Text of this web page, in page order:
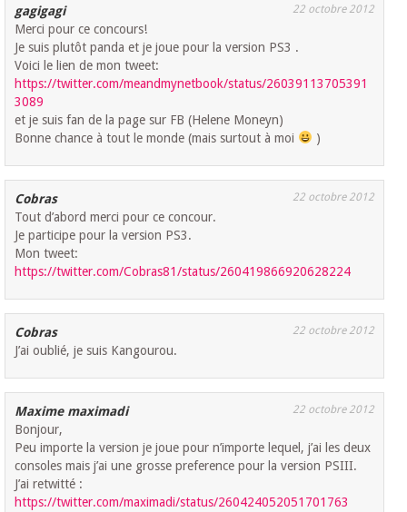
gagigagi 22 octobre 2012
Merci pour ce concours!
Je suis plutôt panda et je joue pour la version PS3 .
Voici le lien de mon tweet:
https://twitter.com/meandmynetbook/status/26039113705391
3089
et je suis fan de la page sur FB (Helene Moneyn)
Bonne chance à tout le monde (mais surtout à moi
)
Cobras 22 octobre 2012
Tout d’abord merci pour ce concour.
Je participe pour la version PS3.
Mon tweet:
https://twitter.com/Cobras81/status/260419866920628224
Cobras 22 octobre 2012
J’ai oublié, je suis Kangourou.
Maxime maximadi 22 octobre 2012
Bonjour,
Peu importe la version je joue pour n’importe lequel, j’ai les deux
consoles mais j’ai une grosse preference pour la version PSIII.
J’ai retwitté :
https://twitter.com/maximadi/status/260424052051701763